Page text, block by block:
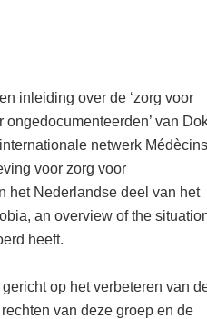
inleiding over de ‘zorg voor
van
netwerk
voor zorg voor
het Nederlandse deel van het
an overview of the
heeft.
op het verbeteren van
van deze groep en de